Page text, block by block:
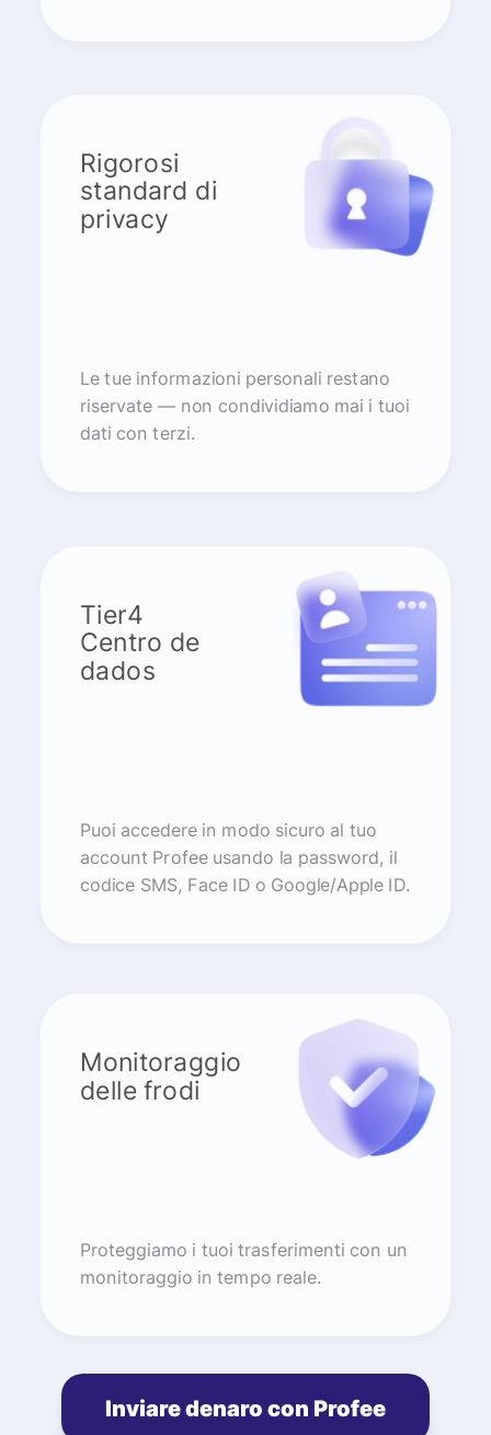
Rigorosi
standard di
privacy
Le tue informazioni personali restano
riservate — non condividiamo mai i tuoi
dati con terzi.
Tier4
Centro de
dados
Puoi accedere in modo sicuro al tuo
account Profee usando la password, il
codice SMS, Face ID o Google/Apple ID.
Monitoraggio
delle frodi
Proteggiamo i tuoi trasferimenti con un
monitoraggio in tempo reale.
Inviare denaro con Profee